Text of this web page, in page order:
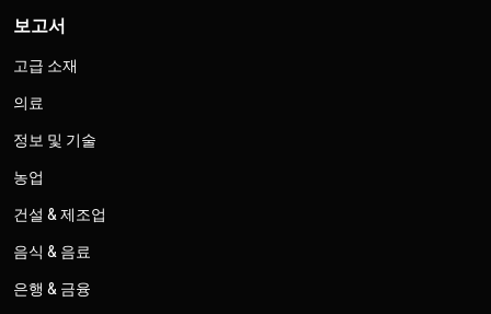
보고서
고급 소재
의료
정보 및 기술
농업
건설 & 제조업
음식 & 음료
은행 & 금융